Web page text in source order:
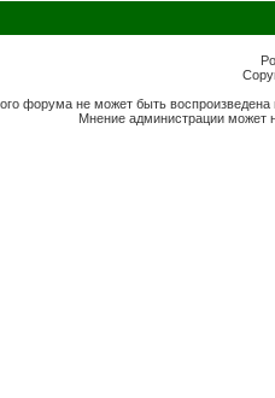
форума не может быть
Мнение администрации может